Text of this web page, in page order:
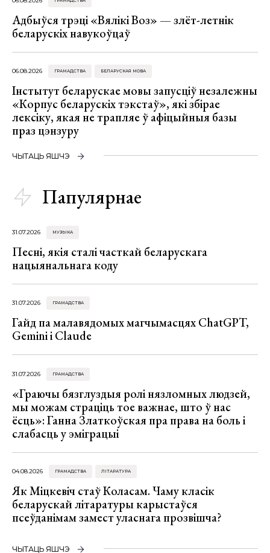
Адбыўся трэці «Вялікі Воз» — злёт-летнік
беларускіх навукоўцаў
06.08.2026 ГРАМАДСТВА БЕЛАРУСКАЯ МОВА
Інстытут беларускае мовы запусціў незалежны
«Корпус беларускіх тэкстаў», які збірае
лексіку, якая не трапляе ў афіцыйныя базы
праз цэнзуру
ЧЫТАЦЬ ЯШЧЭ
Папулярнае
31.07.2026 МУЗЫКА
Песні, якія сталі часткай беларускага
нацыянальнага коду
31.07.2026 ГРАМАДСТВА
Гайд па малавядомых магчымасцях ChatGPT,
Gemini і Claude
31.07.2026 ГРАМАДСТВА
«Граючы бязглуздыя ролі нязломных людзей,
мы можам страціць тое важнае, што ў нас
ёсць»: Ганна Златкоўская пра права на боль і
слабасць у эміграцыі
04.08.2026 ГРАМАДСТВА ЛІТАРАТУРА
Як Міцкевіч стаў Коласам. Чаму класік
беларускай літаратуры карыстаўся
псеўданімам замест уласнага прозвішча?
ЧЫТАЦЬ ЯШЧЭ